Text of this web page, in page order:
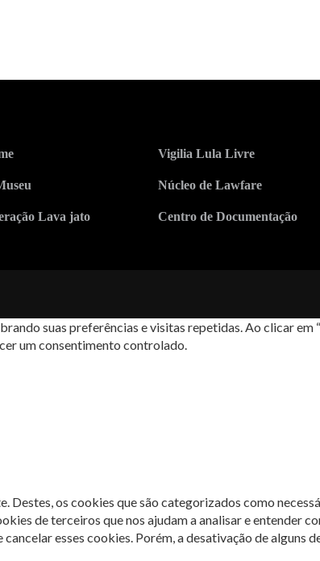
Lava jato
Vigilia Lula Livre
Núcleo de Lawfare
Centro de Documentação
suas preferências e visitas repetidas. Ao clicar em
um consentimento controlado.
os cookies que são categorizados como
de terceiros que nos ajudam a analisar e entender
esses cookies. Porém, a desativação de alguns